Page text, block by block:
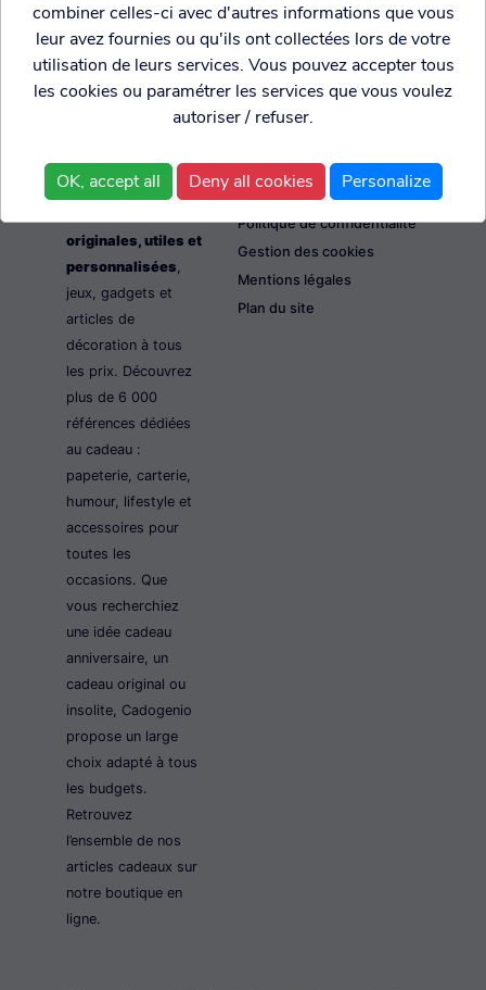
boutique
spécialisée dans
originales, utiles et
personnalisées,
jeux, gadgets et
articles de
décoration à tous
les prix. Découvrez
plus de 6 000
références dédiées
au cadeau :
papeterie, carterie,
humour, lifestyle et
accessoires pour
toutes les
occasions. Que
vous recherchiez
une idée cadeau
anniversaire, un
cadeau original ou
insolite, Cadogenio
propose un large
choix adapté à tous
les budgets.
Retrouvez
l’ensemble de nos
articles cadeaux sur
notre boutique en
ligne.
Conditions générales de
Politique de confidentialité
Gestion des cookies
Mentions légales
Plan du site
combiner celles-ci avec d'autres informations que vous
leur avez fournies ou qu'ils ont collectées lors de votre
utilisation de leurs services. Vous pouvez accepter tous
les cookies ou paramétrer les services que vous voulez
autoriser / refuser.
OK, accept all Deny all cookies Personalize